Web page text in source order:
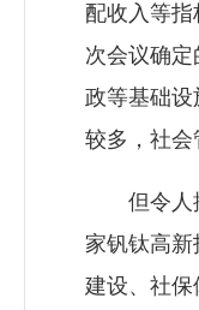
配收入等
次会议确
政等基础
较多，社
但令人振
家钒钛高
建设、社